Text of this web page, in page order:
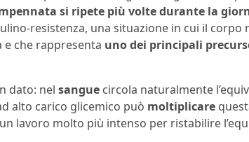
si ripete più volte durante la
resistenza, una situazione in cui il corpo
e che rappresenta uno dei principali
dato: nel sangue circola naturalmente
alto carico glicemico può moltiplicare
lavoro molto più intenso per ristabilire